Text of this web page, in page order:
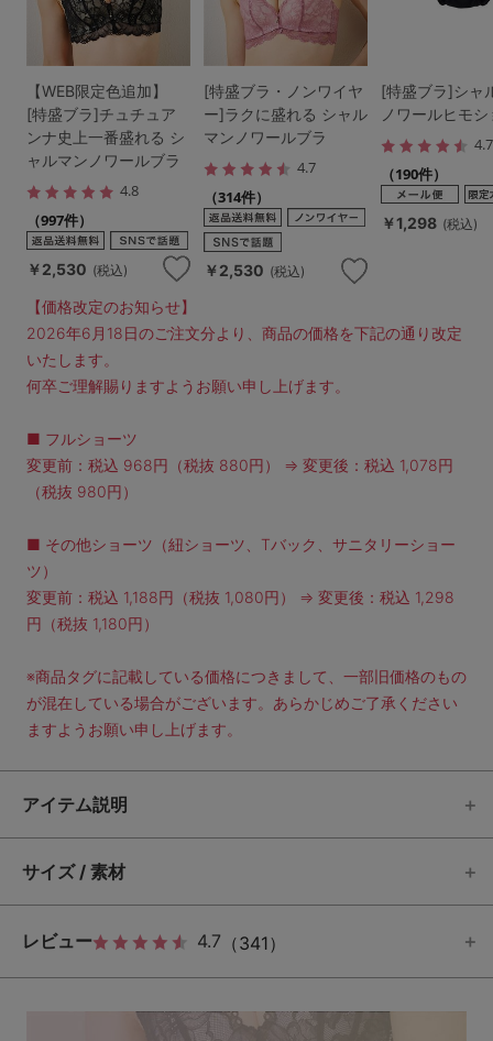
【WEB限定色追加】
[特盛ブラ]チュチュア
ンナ史上一番盛れる シ
ャルマンノワールブラ
4.8
（997件）
￥2,530 (税込)
[特盛ブラ・ノンワイヤ
ー]ラクに盛れる シャル
マンノワールブラ
4.7
（314件）
￥2,530 (税込)
[特盛ブラ]シャ
ノワールヒモ
4.7
（190件）
￥1,298 (税込)
【価格改定のお知らせ】
2026年6月18日のご注文分より、商品の価格を下記の通り改定
いたします。
何卒ご理解賜りますようお願い申し上げます。
■ フルショーツ
変更前：税込 968円（税抜 880円） ⇒ 変更後：税込 1,078円
（税抜 980円）
■ その他ショーツ（紐ショーツ、Tバック、サニタリーショー
ツ）
変更前：税込 1,188円（税抜 1,080円） ⇒ 変更後：税込 1,298
円（税抜 1,180円）
※商品タグに記載している価格につきまして、一部旧価格のもの
が混在している場合がございます。あらかじめご了承ください
ますようお願い申し上げます。
アイテム説明
サイズ / 素材
レビュー 4.7 （341）